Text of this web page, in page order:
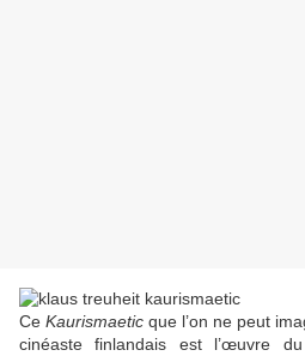
Ce Kaurismaetic que l’on ne peut
cinéaste finlandais est l’œuvre